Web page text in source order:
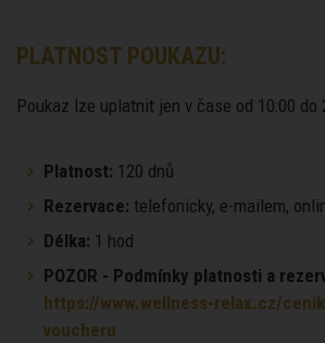
PLATNOST POUKAZU:
Poukaz lze uplatnit jen v čase od 10:00 do
Platnost: 120 dnů
Rezervace: telefonicky, e-mailem,
Délka: 1 hod
POZOR - Podmínky platnosti a
https://www.wellness-relax.cz/
voucheru